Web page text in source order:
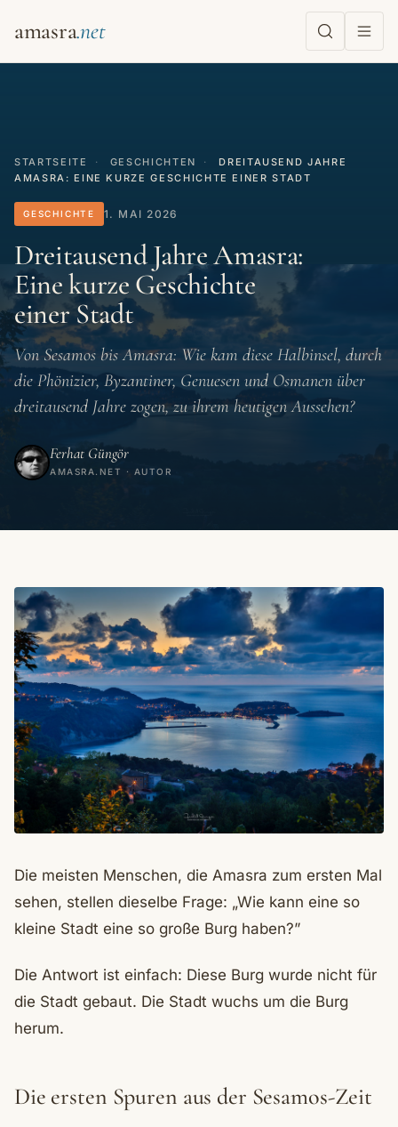
amasra
STARTSEITE · GESCHICHTEN ·
DREITAUSEND JAHRE
AMASRA: EINE KURZE GESCHICHTE EINER STADT
GESCHICHTE 1. MAI 2026
Dreitausend Jahre Amasra:
Eine kurze Geschichte
einer Stadt
Von Sesamos bis Amasra: Wie kam diese Halbinsel, durch
die Phönizier, Byzantiner, Genuesen und Osmanen über
dreitausend Jahre zogen, zu ihrem heutigen Aussehen?
Ferhat Güngör
AMASRA.NET · AUTOR
Die meisten Menschen, die Amasra zum ersten Mal
sehen, stellen dieselbe Frage: „Wie kann eine so
kleine Stadt eine so große Burg haben?”
Die Antwort ist einfach: Diese Burg wurde nicht für
die Stadt gebaut. Die Stadt wuchs um die Burg
herum.
Die ersten Spuren aus der Sesamos-Zeit